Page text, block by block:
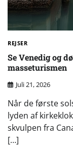
REJSER
Se Venedig og
masseturismen
Juli 21, 2026
Når de første
lyden af
skvulpen fra
[…]